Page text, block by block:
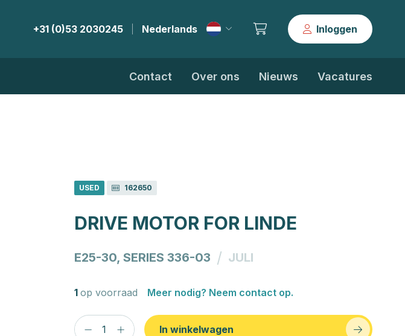
+31 (0)53 2030245 | Nederlands Inloggen
Contact Over ons Nieuws Vacatures
USED 162650
DRIVE MOTOR FOR LINDE
E25-30, SERIES 336-03 / JULI
1 op voorraad Meer nodig? Neem contact op.
In winkelwagen